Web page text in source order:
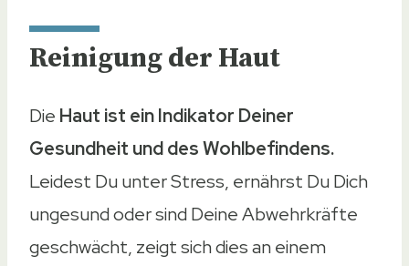
Reinigung der Haut
Die Haut ist ein Indikator Deiner
Gesundheit und des Wohlbefindens.
Leidest Du unter Stress, ernährst Du Dich
ungesund oder sind Deine Abwehrkräfte
geschwächt, zeigt sich dies an einem